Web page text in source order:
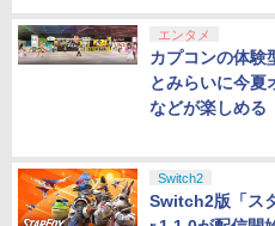
エンタメ
カプコンの体験
とみらいに今夏
などが楽しめる
Switch2
Switch2版「ス